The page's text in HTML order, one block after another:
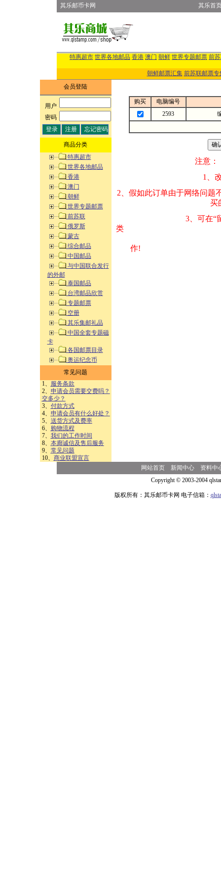
其乐邮币卡网 其乐首
特惠超市 世界各地邮品 香港 澳门 朝鲜 世界专题邮票 前
朝鲜邮票汇集 前苏联邮票专
会员登陆
用户:
密码:
商品分类
特惠超市
世界各地邮品
香港
澳门
朝鲜
世界专题邮票
前苏联
俄罗斯
蒙古
综合邮品
中国邮品
与中国联合发行
的外邮
泰国邮品
台湾邮品欣赏
专题邮票
空册
其乐集邮礼品
中国全套专题磁
卡
各国邮票目录
奥运纪念币
常见问题
1、
服务条款
2、 申请会员需要交费吗？
交多少？
3、 付款方式
4、 申请会员有什么好处？
5、 送货方式及费率
6、
购物流程
7、 我们的工作时间
8、 本廊诚信及售后服务
9、 常见问题
10、 商业联盟宣言
购买
电脑编号
2593
注意：
1、改变商品数量
2、假如此订单由
买的邮品的“
3、可在“
类 方式告之
作!
网站首页 新闻中心
资料中
Copyright © 2003-2004
版权所有：其乐邮币卡网 电子信箱：